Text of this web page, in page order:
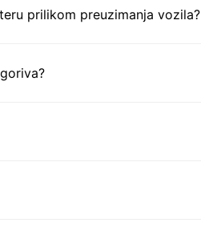
prilikom preuzimanja vozila?